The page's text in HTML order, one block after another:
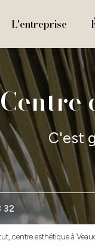
L'entreprise
Centre
C'est
32
centre esthétique à